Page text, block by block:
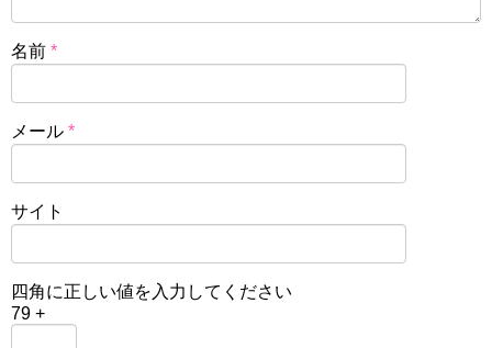
名前 *
メール *
サイト
四角に正しい値を入力してください
79 +